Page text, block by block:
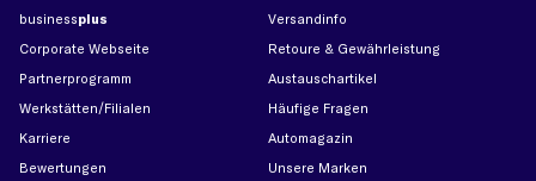
businessplus
Corporate Webseite
Partnerprogramm
Werkstätten/Filialen
Karriere
Bewertungen
Versandinfo
Retoure & Gewährleistung
Austauschartikel
Häufige Fragen
Automagazin
Unsere Marken